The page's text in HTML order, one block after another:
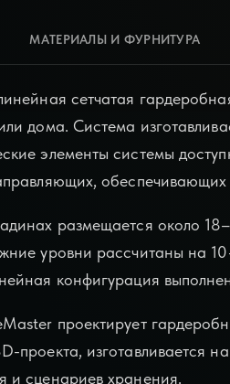
МАТЕРИАЛЫ И ФУРНИТУРА
сетчатая
дома. Система
элементы системы
обеспечивающих
размещается около
уровни рассчитаны на
конфигурация
проектирует
проекта, изготавливается
и сценариев хранения.